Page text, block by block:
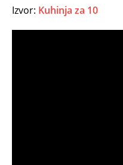
Izvor: Kuhinja za 10